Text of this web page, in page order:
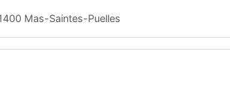
Mas-Saintes-Puelles